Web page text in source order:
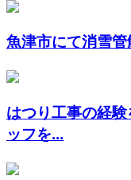
魚津市にて消雪
はつり工事の経
ッフを...